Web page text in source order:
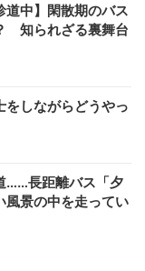
道中】閑散期のバス
知られざる裏舞台
をしながらどうやっ
……長距離バス「夕
風景の中を走ってい